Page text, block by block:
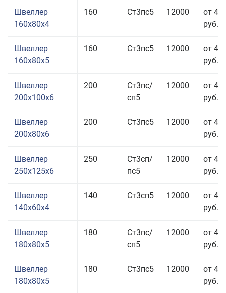
Швеллер
160x80x4
160 Ст3пс5 12000
от 43
руб.
Швеллер
160x80x5
160 Ст3пс5 12000
от 41
руб.
Швеллер
200x100x6
200
Ст3пс/
сп5
12000
от 47
руб.
Швеллер
200x80x6
200 Ст3пс5 12000
от 43
руб.
Швеллер
250x125x6
250
Ст3сп/
пс5
12000
от 43
руб.
Швеллер
140x60x4
140 Ст3сп5 12000
от 46
руб.
Швеллер
180x80x5
180
Ст3пс/
сп5
12000
от 45
руб.
Швеллер
180x80x5
180 Ст3пс5 12000
от 44
руб.